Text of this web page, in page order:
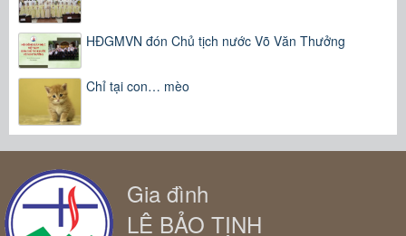
HĐGMVN đón Chủ tịch nước Võ Văn Thưởng
Chỉ tại con… mèo
Gia đình
LÊ BẢO TỊNH